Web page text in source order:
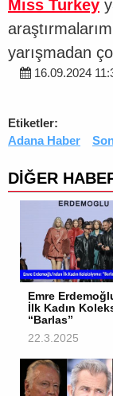
Miss Turkey
yarışmadan
16.09.2024
Etiketler:
Adana Haber
DİĞER
Emre
İlk Kadın
“Barlas”
22.3.2025